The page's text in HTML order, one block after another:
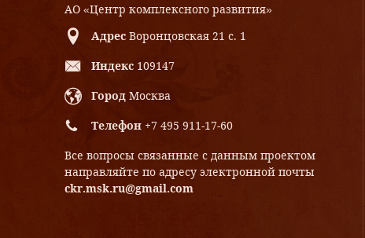
АО «Центр комплексного развития»
Адрес Воронцовская 21 с. 1
Индекс 109147
Город Москва
Телефон +7 495 911-17-60
Все вопросы связанные с данным проектом
направляйте по адресу электронной почты
ckr.msk.ru@gmail.com